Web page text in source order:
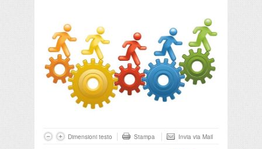
Dimensioni testo Stampa Invia via Mail